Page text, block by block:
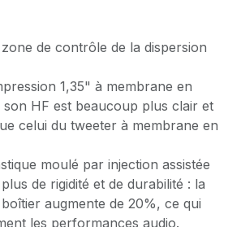
de contrôle de la dispersion
1,35" à membrane en
HF est beaucoup plus clair et
celui du tweeter à membrane en
moulé par injection assistée
de rigidité et de durabilité : la
augmente de 20%, ce qui
les performances audio.